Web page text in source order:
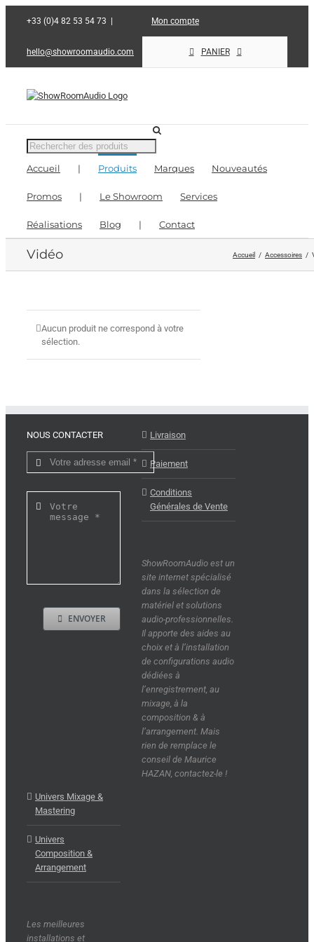
+33 (0)4 82 53 54 73
hello@showroomaudio.com
Mon compte
PANIER
Recherche
produits
Accueil | Produits Marques Nouveautés
Promos | Le Showroom Services
Réalisations Blog | Contact
Vidéo Accueil Accessoires
Aucun produit ne correspond à votre
sélection.
NOUS CONTACTER
ENVOYER
Livraison
Paiement
Conditions
Générales de Vente
ShowRoomAudio est un
site internet spécialisé
dans la sélection de
matériel et solutions
audio-professionnelles.
Il apporte des aides au
choix et à l’installation
de configurations audio
dédiées à
l’enregistrement, au
mixage, à la
composition & à
l’arrangement. Mais
rien de remplace le
conseil de Maurice
HAZAN, contactez-le !
Univers Mixage &
Mastering
Univers
Composition &
Arrangement
Les meilleures
installations et